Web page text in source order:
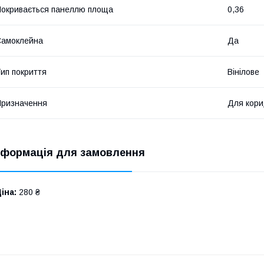
панеллю площа 0,36
Да
покриття Вінілове
Для
для замовлення
280 ₴